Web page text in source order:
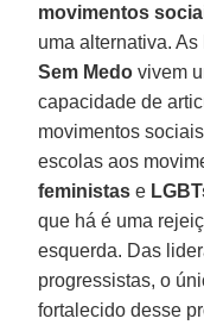
movimentos
uma alternativa. As
Sem Medo vivem
capacidade de
movimentos
escolas aos
feministas e
que há é uma
esquerda. Das
progressistas, o
fortalecido desse